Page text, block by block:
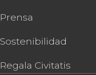
Prensa
Sostenibilidad
Regala Civitatis